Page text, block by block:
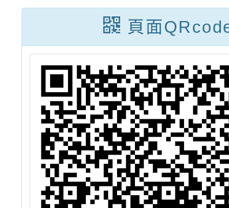
頁面